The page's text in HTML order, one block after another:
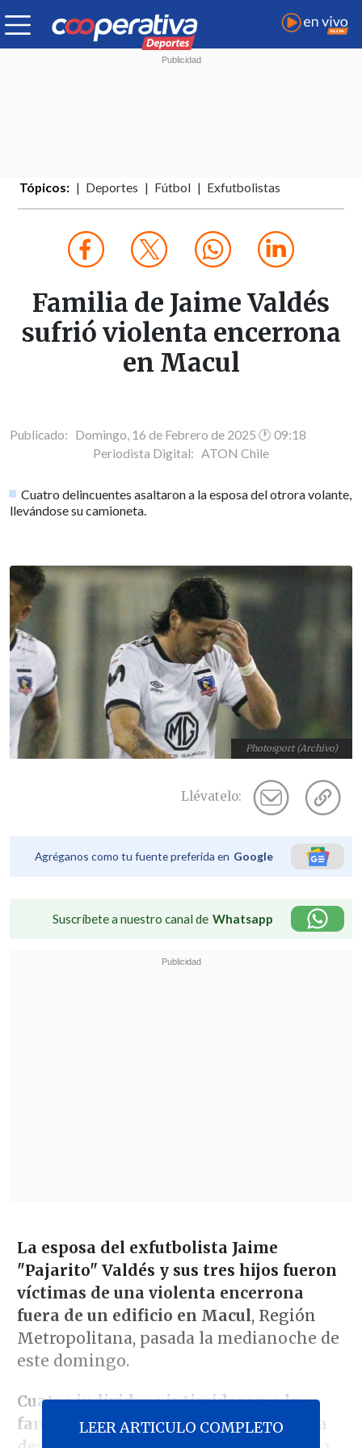
Tópicos: Deportes Fútbol Exfutbolistas
Familia de Jaime Valdés
sufrió violenta encerrona
en Macul
Publicado: Domingo, 16 de Febrero de 2025 🕐 09:18
Periodista Digital: ATON Chile
Cuatro delincuentes asaltaron a la esposa del otrora volante,
llevándose su camioneta.
Photosport (Archivo)
Llévatelo:
Agréganos como tu fuente preferida en Google
Suscríbete a nuestro canal de Whatsapp
La esposa del exfutbolista Jaime
"Pajarito" Valdés y sus tres hijos fueron
víctimas de una violenta encerrona
fuera de un edificio en Macul, Región
Metropolitana, pasada la medianoche de
este domingo.
Cuatro individuos intimidaron a la
familia del exfutbolista, obligándola a
LEER ARTICULO COMPLETO